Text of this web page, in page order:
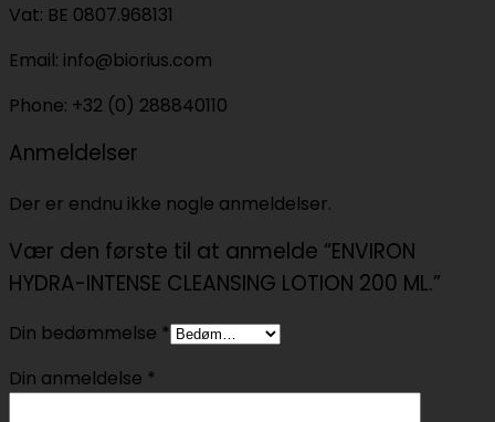
Vat: BE 0807.968131
Email: info@biorius.com
Phone: +32 (0) 288840110
Anmeldelser
Der er endnu ikke nogle anmeldelser.
Vær den første til at anmelde “ENVIRON
HYDRA-INTENSE CLEANSING LOTION 200 ML.”
Din bedømmelse *
Din anmeldelse *